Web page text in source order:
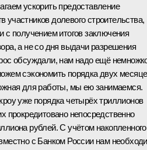
ускорить предоставление
участников долевого строительства,
с получением итогов заключения
а не со дня выдачи разрешения
обсуждали, нам надо ещё
сэкономить порядка двух
для работы, мы ею занимаемся.
уже порядка четырёх триллионов
прокредитовано непосредственно
рублей. С учётом накопленного
с Банком России нам